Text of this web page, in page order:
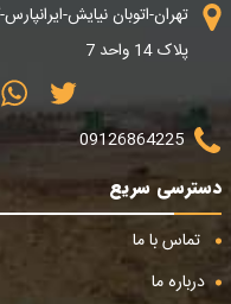
تهران-اتوبان نیایش-
پلاک 14 واحد 7
09126864225
دسترسی سریع
تماس با ما
درباره ما